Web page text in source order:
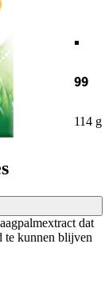
.
99
114 g
dat
te kunnen blijven